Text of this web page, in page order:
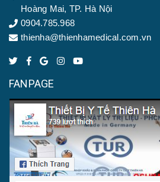
Hoàng Mai, TP. Hà Nội
0904.785.968
thienha@thienhamedical.com.vn
FANPAGE